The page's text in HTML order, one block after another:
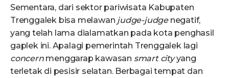
Sementara, dari sektor pariwisata Kabupaten
Trenggalek bisa melawan judge-judgenegatif,
yang telah lama dialamatkan pada kota penghasil
gaplek ini. Apalagi pemerintah Trenggalek lagi
concernmenggarap kawasan smart cityyang
terletak di pesisir selatan. Berbagai tempat dan